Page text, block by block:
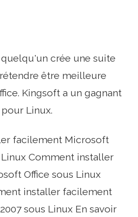
crée une suite
être meilleure
Kingsoft a un gagnant
Linux.
facilement Microsoft
Linux Comment installer
Office sous Linux
installer facilement
sous Linux En savoir